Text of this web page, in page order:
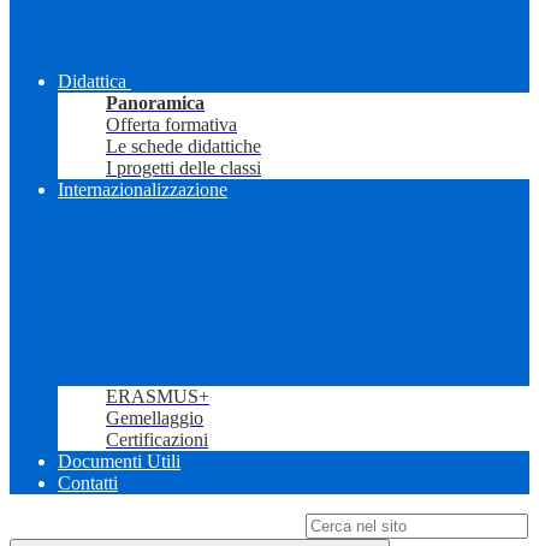
Didattica
Panoramica
Offerta formativa
Le schede didattiche
I progetti delle classi
Internazionalizzazione
ERASMUS+
Gemellaggio
Certificazioni
Documenti Utili
Contatti